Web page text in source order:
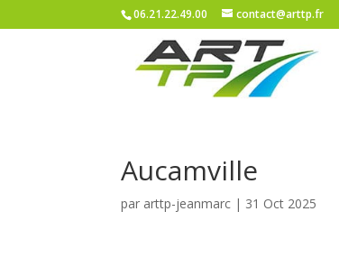
06.21.22.49.00 contact@arttp.fr
Aucamville
par arttp-jeanmarc | 31 Oct 2025